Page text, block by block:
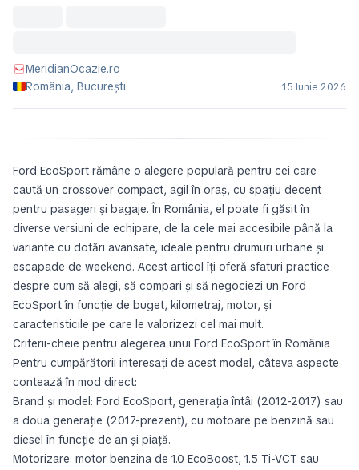
MeridianOcazie.ro
România, București
15 Iunie 2026
Ford EcoSport rămâne o alegere populară pentru cei care
caută un crossover compact, agil în oraș, cu spațiu decent
pentru pasageri și bagaje. În România, el poate fi găsit în
diverse versiuni de echipare, de la cele mai accesibile până la
variante cu dotări avansate, ideale pentru drumuri urbane și
escapade de weekend. Acest articol îți oferă sfaturi practice
despre cum să alegi, să compari și să negociezi un Ford
EcoSport în funcție de buget, kilometraj, motor, și
caracteristicile pe care le valorizezi cel mai mult.
Criterii-cheie pentru alegerea unui Ford EcoSport în România
Pentru cumpărătorii interesați de acest model, câteva aspecte
contează în mod direct:
Brand și model: Ford EcoSport, generația întâi (2012-2017) sau
a doua generație (2017-prezent), cu motoare pe benzină sau
diesel în funcție de an și piață.
Motorizare: motor benzina de 1.0 EcoBoost, 1.5 Ti-VCT sau